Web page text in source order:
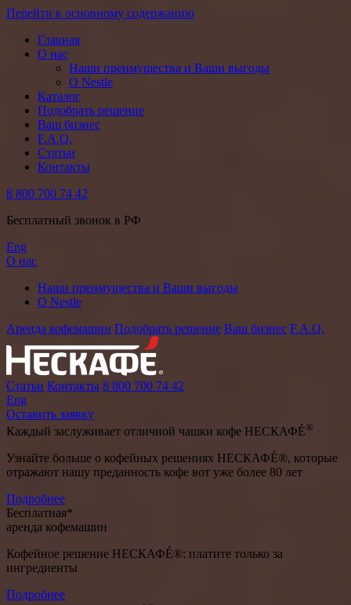
Перейти к основному содержанию
Главная
О нас
Наши преимущества и Ваши выгоды
О Nestle
Каталог
Подобрать решение
Ваш бизнес
F.A.Q.
Статьи
Контакты
8 800 700 74 42
Бесплатный звонок в РФ
Eng
О нас
Наши преимущества и Ваши выгоды
О Nestle
Аренда кофемашин Подобрать решение Ваш бизнес F.A.Q.
Статьи Контакты 8 800 700 74 42
Eng
Оставить заявку
Каждый заслуживает отличной чашки кофе НЕСКАФÉ®
Узнайте больше о кофейных решениях НЕСКАФÉ®, которые
отражают нашу преданность кофе вот уже более 80 лет
Подробнее
Бесплатная*
аренда кофемашин
Кофейное решение НЕСКАФÉ®: платите только за
ингредиенты
Подробнее